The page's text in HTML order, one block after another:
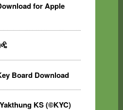
for Apple
Board Download
KS (©KYC)